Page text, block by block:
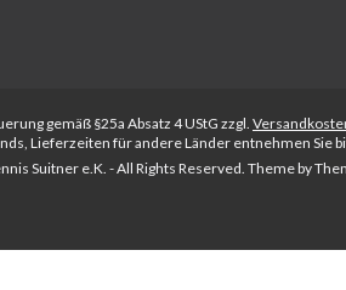
gemäß §25a Absatz 4 UStG zzgl.
Lieferzeiten für andere Länder entnehmen Sie
Suitner e.K. - All Rights Reserved. Theme by